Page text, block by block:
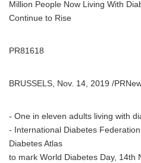
Million People Now Living With
Continue to Rise
PR81618
BRUSSELS, Nov. 14, 2019 /
- One in eleven adults living with
- International Diabetes
Diabetes Atlas
to mark World Diabetes Day, 14th